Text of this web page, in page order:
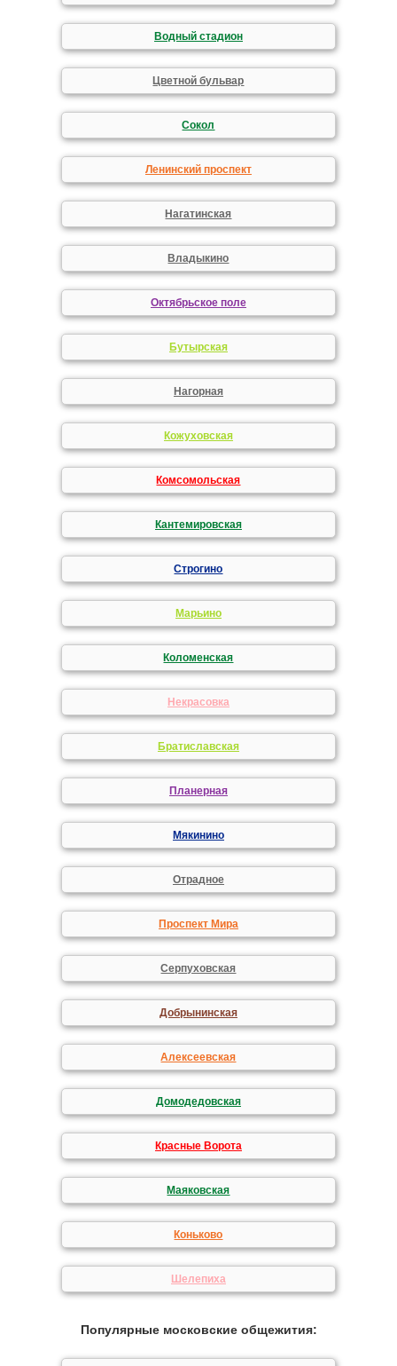
Водный стадион
Цветной бульвар
Сокол
Ленинский проспект
Нагатинская
Владыкино
Октябрьское поле
Бутырская
Нагорная
Кожуховская
Комсомольская
Кантемировская
Строгино
Марьино
Коломенская
Некрасовка
Братиславская
Планерная
Мякинино
Отрадное
Проспект Мира
Серпуховская
Добрынинская
Алексеевская
Домодедовская
Красные Ворота
Маяковская
Коньково
Шелепиха
Популярные московские общежития: